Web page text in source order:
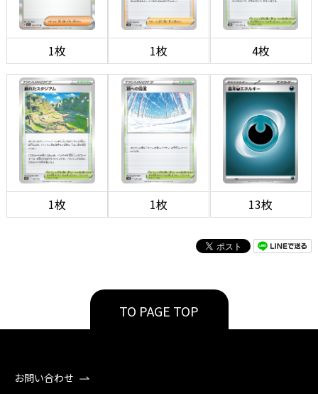
1枚 1枚 4枚
1枚 1枚 13枚
TO PAGE TOP
お問い合わせ